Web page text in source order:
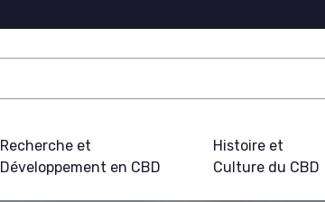
Recherche et
Développement en CBD
Histoire et
Culture du CBD